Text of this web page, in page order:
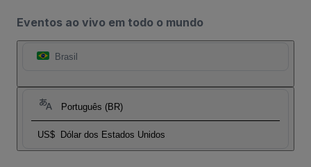
Eventos ao vivo em todo o mundo
Brasil
Português (BR)
US$ Dólar dos Estados Unidos